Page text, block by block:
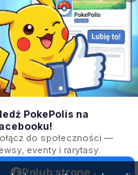
PokePolis na
do społeczności —
eventy i rarytasy.
Polub stronę